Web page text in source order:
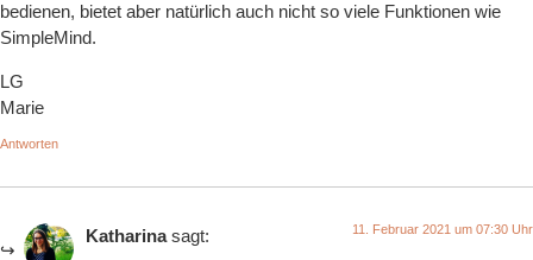
bedienen, bietet aber natürlich auch nicht so viele Funktionen wie
SimpleMind.
LG
Marie
Antworten
Katharina sagt: 11. Februar 2021 um 07:30 Uhr